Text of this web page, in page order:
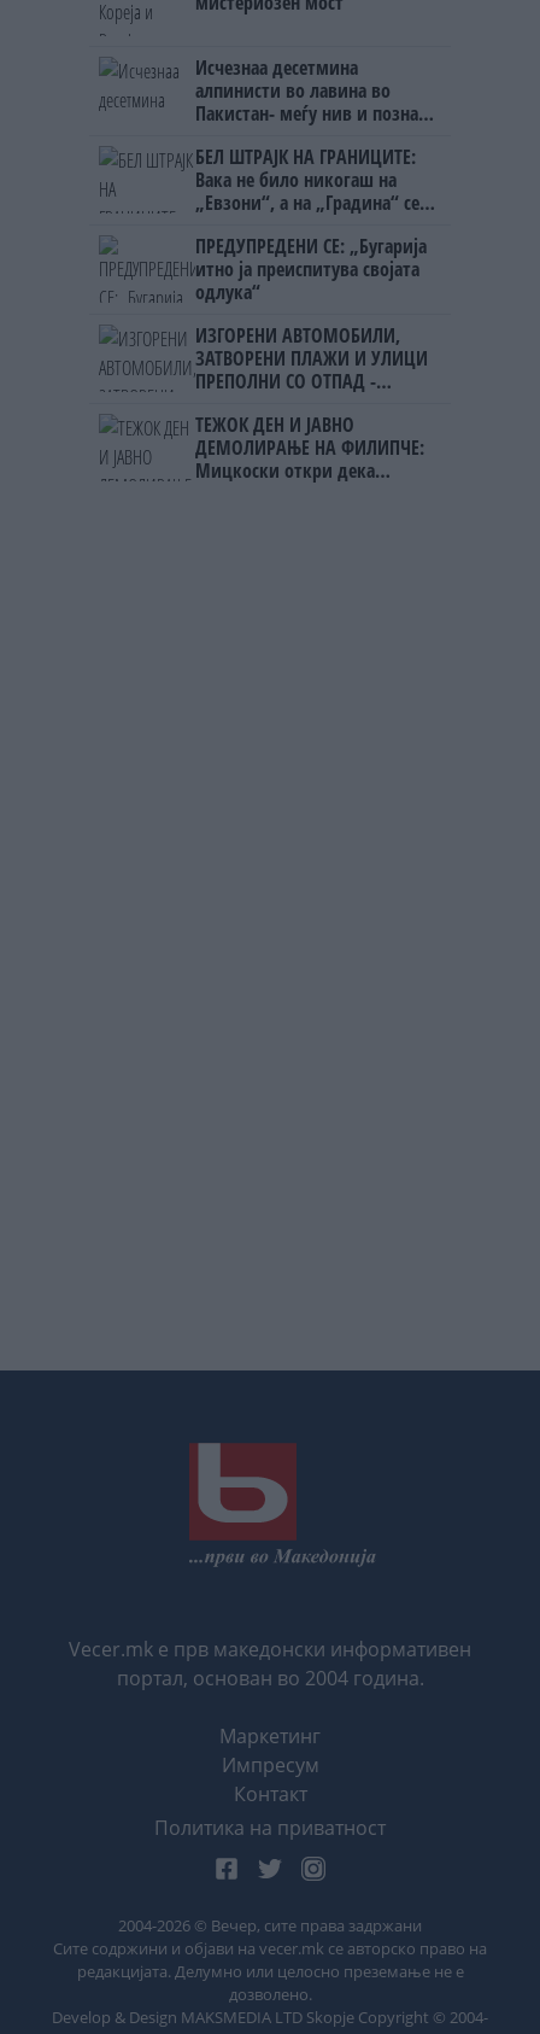
Исчезнаа десетмина
алпинисти во лавина во
Пакистан- меѓу нив и познат
БЕЛ ШТРАЈК НА ГРАНИЦИТЕ:
Вака не било никогаш на
„Евзони“, а на „Градина“ се
ПРЕДУПРЕДЕНИ СЕ: „Бугарија
итно ја преиспитува својата
одлука“
ИЗГОРЕНИ АВТОМОБИЛИ,
ЗАТВОРЕНИ ПЛАЖИ И УЛИЦИ
ПРЕПОЛНИ СО ОТПАД -
мигрантскиот бран кон Сеута
ТЕЖОК ДЕН И ЈАВНО
ДЕМОЛИРАЊЕ НА ФИЛИПЧЕ:
Мицкоски откри дека
Vecer.mk е прв македонски информативен
портал, основан во 2004 година.
Маркетинг
Импресум
Контакт
Политика на приватност
2004-2026 © Вечер, сите права задржани
Сите содржини и објави на vecer.mk се авторско право на
редакцијата. Делумно или целосно преземање не е
дозволено.
Develop & Design MAKSMEDIA LTD Skopje Copyright © 2004-